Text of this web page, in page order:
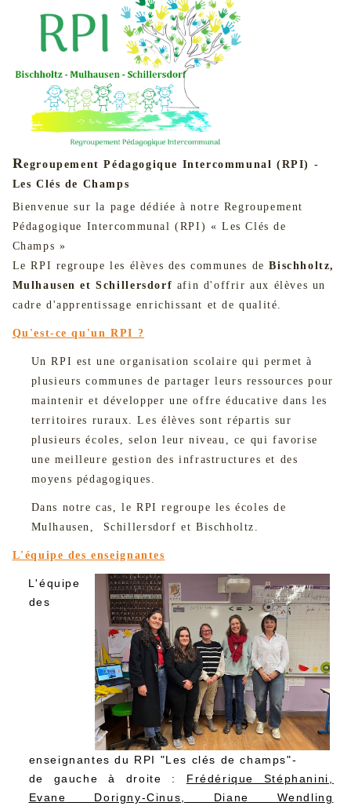
Regroupement Pédagogique Intercommunal (RPI) -
Les Clés de Champs
Bienvenue sur la page dédiée à notre Regroupement
Pédagogique Intercommunal (RPI) « Les Clés de
Champs »
Le RPI regroupe les élèves des communes deBischholtz,
Mulhausen et Schillersdorf afin d'offrir aux élèves un
cadre d'apprentissage enrichissant et de qualité.
Qu'est-ce qu'un RPI ?
Un RPI est une organisation scolaire qui permet à
plusieurs communes de partager leurs ressources pour
maintenir et développer une offre éducative dans les
territoires ruraux. Les élèves sont répartis sur
plusieurs écoles, selon leur niveau, ce qui favorise
une meilleure gestion des infrastructures et des
moyens pédagogiques.
Dans notre cas, le RPI regroupe les écoles de
Mulhausen, Schillersdorf et Bischholtz.
L'équipe des enseignantes
L'équipe
des
enseignantes du RPI "Les clés de champs"-
de gauche à droite : Frédérique Stéphanini,
Evane Dorigny-Cinus, Diane Wendling